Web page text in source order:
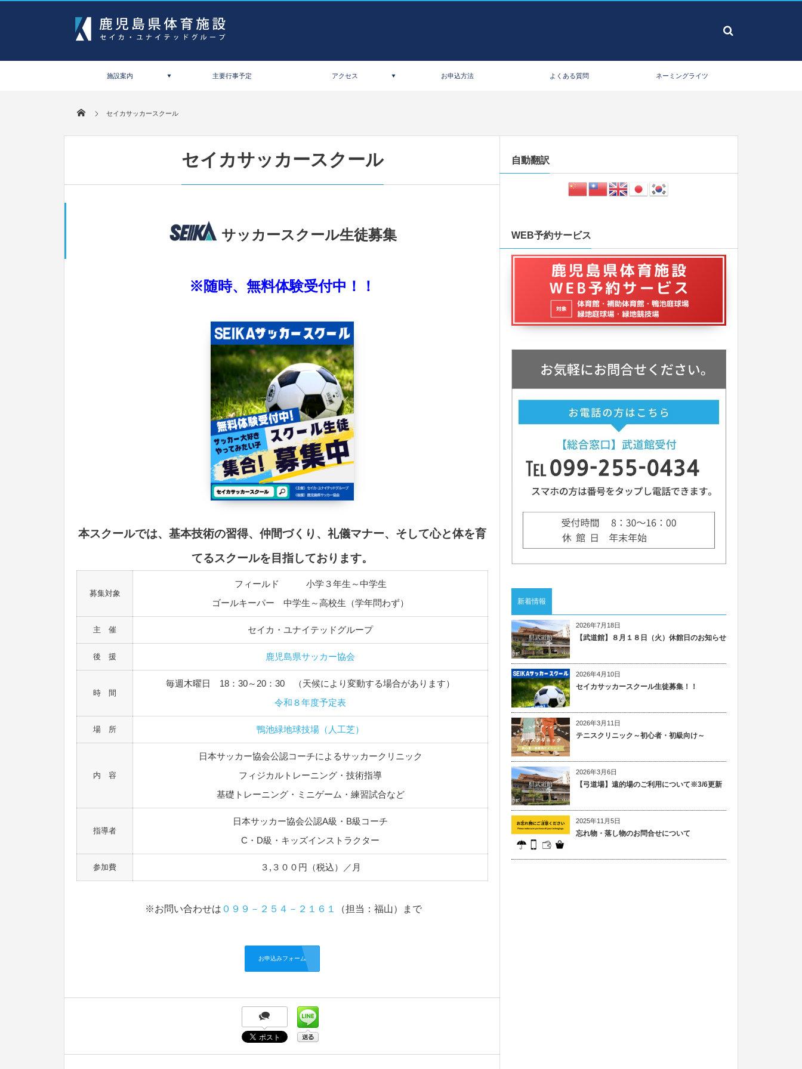
施設案内 主要行事予定 アクセス お申込方法 よくある質問 ネーミングライツ
セイカサッカースクール
セイカサッカースクール
サッカースクール生徒募集
※随時、無料体験受付中！！
本スクールでは、基本技術の習得、仲間づくり、礼儀マナー、そして心と体を育
てるスクールを目指しております。
募集対象
フィールド 小学３年生～中学生
ゴールキーパー 中学生～高校生（学年問わず）
主 催 セイカ・ユナイテッドグループ
後 援 鹿児島県サッカー協会
時 間
毎週木曜日 18：30～20：30 （天候により変動する場合があります）
令和８年度予定表
場 所 鴨池緑地球技場（人工芝）
内 容
日本サッカー協会公認コーチによるサッカークリニック
フィジカルトレーニング・技術指導
基礎トレーニング・ミニゲーム・練習試合など
指導者
日本サッカー協会公認A級・B級コーチ
C・D級・キッズインストラクター
参加費 ３,３００円（税込）／月
※お問い合わせは ０９９－２５４－２１６１ （担当：福山）まで
お申込みフォーム
自動翻訳
WEB予約サービス
新着情報
2026年7月18日
【武道館】８月１８日（火）休館日のお知らせ
2026年4月10日
セイカサッカースクール生徒募集！！
2026年3月11日
テニスクリニック～初心者・初級向け～
2026年3月6日
【弓道場】遠的場のご利用について※3/6更新
2025年11月5日
忘れ物・落し物のお問合せについて